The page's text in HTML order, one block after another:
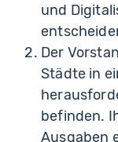
und
Der
Städte in
befinden.
Ausgaben